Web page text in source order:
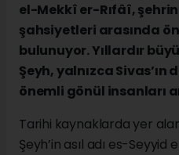
el-Mekkî er-Rıfâî,
şahsiyetleri arasında
bulunuyor. Yıllardır
Şeyh, yalnızca Sivas’ın
önemli gönül insanları
Tarihi kaynaklarda yer
Şeyh’in asıl adı es-